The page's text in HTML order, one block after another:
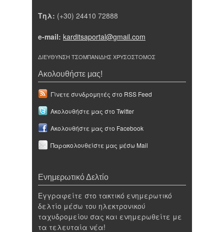
Τηλ: (+30) 24410 72888
e-mail: karditsaportal@gmail.com
ΔΙΕΥΘΥΝΣΗ ΤΣΟΜΠΑΝΙΔΗΣ ΧΡΥΣΟΣΤΟΜΟΣ
Ακολουθήστε μας!
Γίνετε συνδρομητές στο RSS Feed
Ακολουθήστε μας στο Twitter
Ακολουθήστε μας στο Facebook
Παρακολουθείστε μας μέσω Mail
Ενημερωτικό Δελτίο
Εγγραφείτε στο τακτικό ενημερωτικό
δελτίο μέσω του ηλεκτρονικού
ταχυδρομείου σας και ενημερωθείτε με
τα τελευταία νέα!